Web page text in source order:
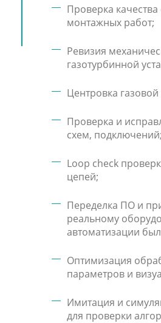
Проверка
монтажных работ;
Ревизия
газотурбинной
Центровка
Проверка и
схем, подключений;
Loop check
цепей;
Переделка ПО и
реальному
автоматизации
Оптимизация
параметров и
Имитация и
для проверки